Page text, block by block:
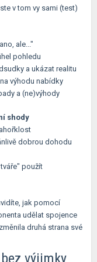
v tom vy sami (test)
ale..."
pohledu
a ukázat realitu
výhodu nabídky
a (ne)výhody
shody
dobrou dohodu
použít
jak pomocí
udělat spojence
druhá strana své
výjimky